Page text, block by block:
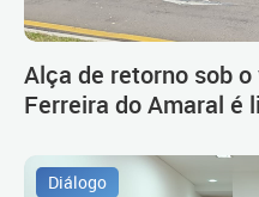
Alça de retorno sob
Ferreira do Amaral é
Diálogo